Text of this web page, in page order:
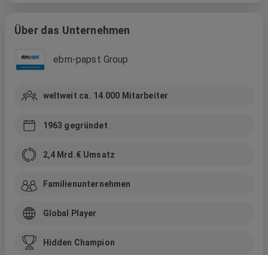
Über das Unternehmen
ebm-papst Group
weltweit ca. 14.000 Mitarbeiter
1963 gegründet
2,4 Mrd.€ Umsatz
Familienunternehmen
Global Player
Hidden Champion